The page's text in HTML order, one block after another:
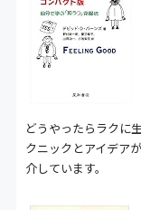
どうやったらラクに
クニックとアイデア
介しています。